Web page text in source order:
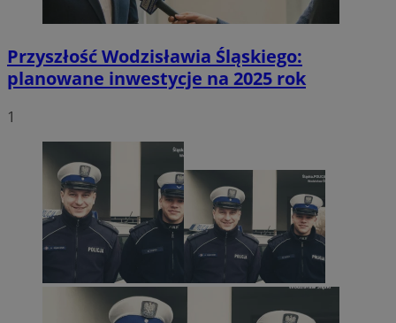
Przyszłość Wodzisławia Śląskiego:
planowane inwestycje na 2025 rok
1